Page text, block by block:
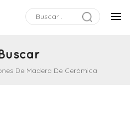
De Madera De Cerámica